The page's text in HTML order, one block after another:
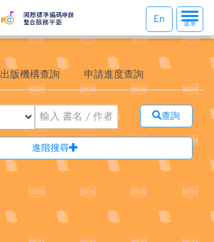
選
單
切
選單
En
出版機構查詢 申請進度查詢
查詢
進階搜尋